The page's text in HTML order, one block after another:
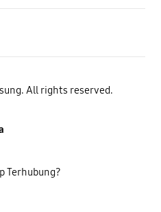
All rights reserved.
Terhubung?